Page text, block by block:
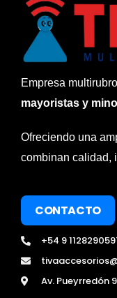
Empresa
mayoristas y
Ofreciendo una
combinan calidad,
CONTACTO
+54 9
Av. Pueyrredón